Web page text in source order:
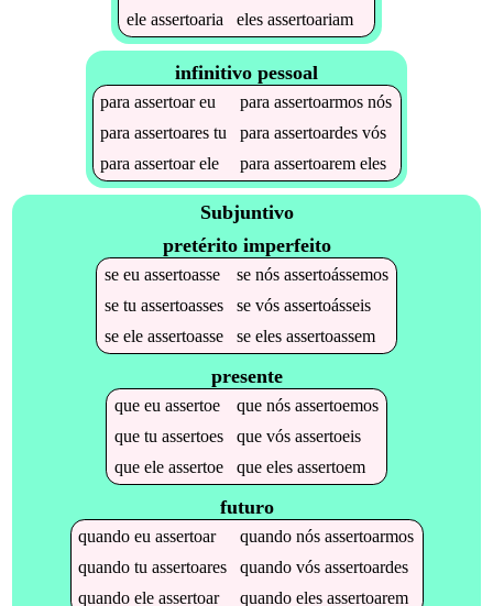
ele assertoaria eles assertoariam
infinitivo pessoal
paraassertoareu paraassertoarmos nós
paraassertoares tu paraassertoardes vós
paraassertoarele paraassertoarem eles
Subjuntivo
pretérito imperfeito
se eu assertoasse se nós assertoássemos
se tu assertoasses se vós assertoásseis
se ele assertoasse se eles assertoassem
presente
que eu assertoe que nós assertoemos
que tu assertoes que vós assertoeis
que ele assertoe que eles assertoem
futuro
quandoeuassertoar quandonósassertoarmos
quandotuassertoares quandovósassertoardes
quandoeleassertoar quandoelesassertoarem